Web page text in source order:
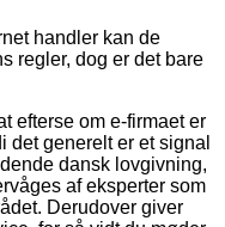
handler kan de
regler, dog er det bare
efterse om e-firmaet er
generelt er et signal
dansk lovgivning,
af eksperter som
Derudover giver